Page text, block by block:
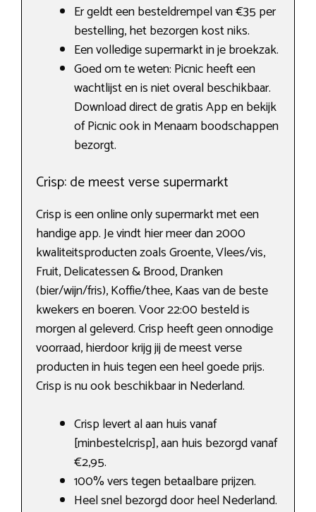
Er geldt een besteldrempel van €35 per
bestelling, het bezorgen kost niks.
Een volledige supermarkt in je broekzak.
Goed om te weten: Picnic heeft een
wachtlijst en is niet overal beschikbaar.
Download direct de gratis App en bekijk
of Picnic ook in Menaam boodschappen
bezorgt.
Crisp: de meest verse supermarkt
Crisp is een online only supermarkt met een
handige app. Je vindt hier meer dan 2000
kwaliteitsproducten zoals Groente, Vlees/vis,
Fruit, Delicatessen & Brood, Dranken
(bier/wijn/fris), Koffie/thee, Kaas van de beste
kwekers en boeren. Voor 22:00 besteld is
morgen al geleverd. Crisp heeft geen onnodige
voorraad, hierdoor krijg jij de meest verse
producten in huis tegen een heel goede prijs.
Crisp is nu ook beschikbaar in Nederland.
Crisp levert al aan huis vanaf
[minbestelcrisp], aan huis bezorgd vanaf
€2,95.
100% vers tegen betaalbare prijzen.
Heel snel bezorgd door heel Nederland.